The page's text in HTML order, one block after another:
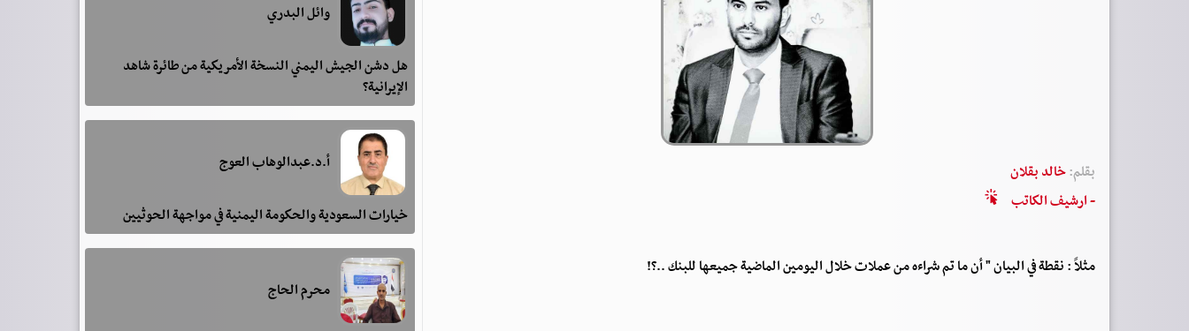
بقلم:خالد بقلان
- ارشيف الكاتب
مثلاً : نقطة في البيان " أن ما تم شراءه من عملات خلال اليومين الماضية جميعها للبنك ..؟!
وائل البدري
هل دشن الجيش اليمني النسخة الأمريكية من طائرة شاهد
الإيرانية؟
أ.د.عبدالوهاب العوج
خيارات السعودية والحكومة اليمنية في مواجهة الحوثيين
محرم الحاج